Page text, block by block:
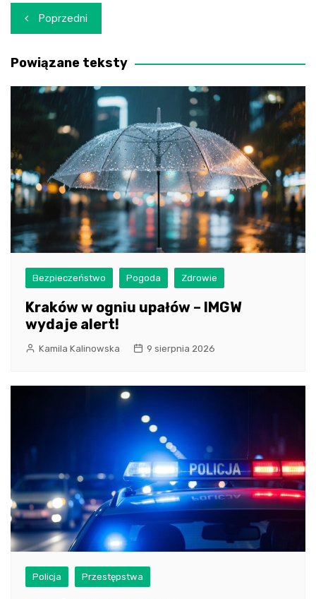
Nawigacja
wpisu
Poprzedni
Powiązane teksty
Bezpieczeństwo Pogoda Zdrowie
Kraków w ogniu upałów – IMGW
wydaje alert!
Kamila Kalinowska 9 sierpnia 2026
Policja Przestępstwa